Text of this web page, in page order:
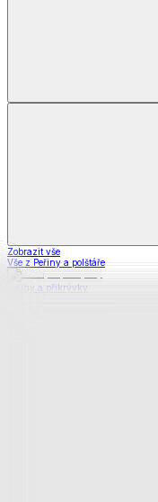
Zobrazit vše
Vše z Peřiny a polštáře
Peřiny a přikrývky